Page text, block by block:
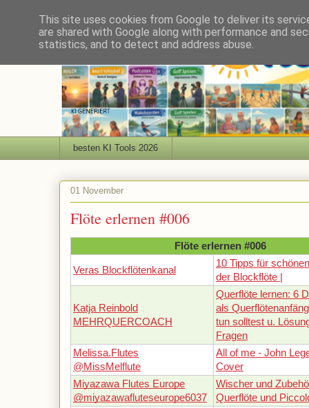
besten KI Tools 2026
01 November
Flöte erlernen #006
Flöte erlernen #006
Veras Blockflötenkanal
10 Tipps für
der Blockflöte |
Katja Reinbold
MEHRQUERCOACH
Querflöte lernen: 6
als
tun solltest u.
Fragen
Melissa.Flutes
@MissMelflute
All of me - John
Cover
Miyazawa Flutes Europe
@miyazawafluteseurope6037
Wischer und
Querflöte und
This site uses cookies from Google to deliver its
are shared with Google along with performance and
statistics, and to detect and address abuse.